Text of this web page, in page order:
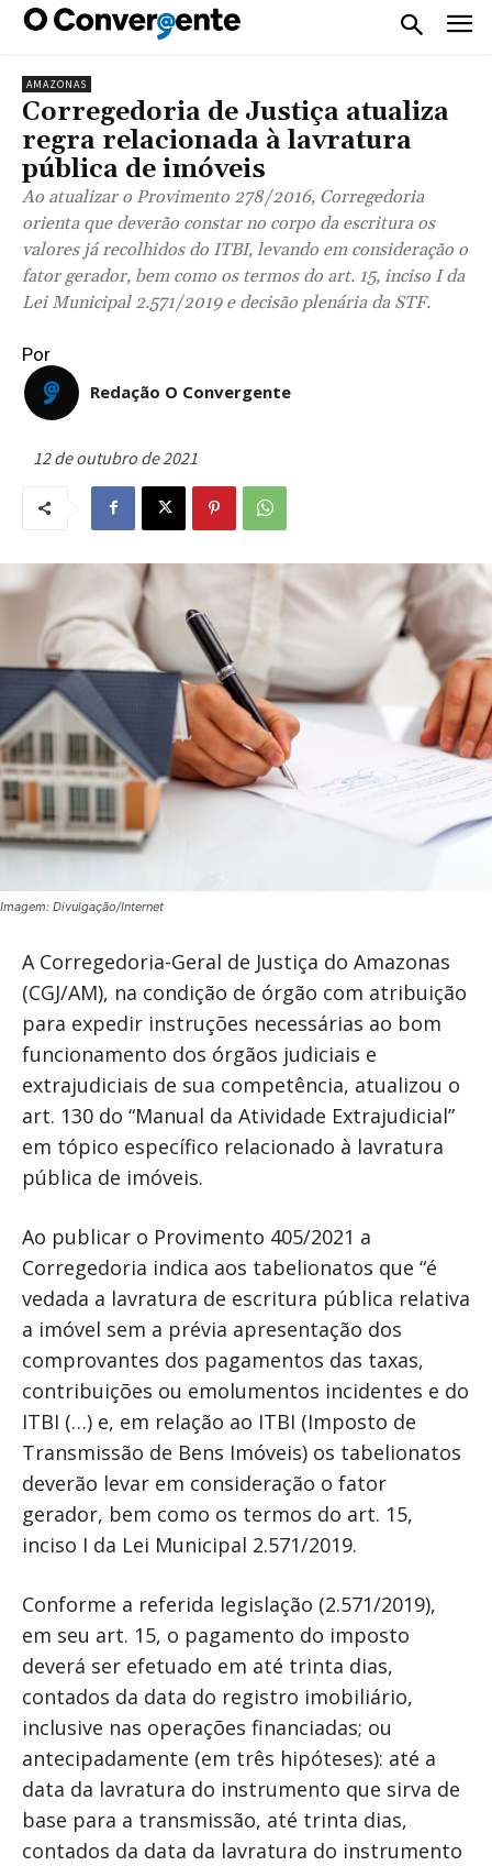
AMAZONAS
Corregedoria de Justiça atualiza
regra relacionada à lavratura
pública de imóveis
Ao atualizar o Provimento 278/2016, Corregedoria
orienta que deverão constar no corpo da escritura os
valores já recolhidos do ITBI, levando em consideração o
fator gerador, bem como os termos do art. 15, inciso I da
Lei Municipal 2.571/2019 e decisão plenária da STF.
Por
Redação O Convergente
12 de outubro de 2021
Imagem: Divulgação/Internet
A Corregedoria-Geral de Justiça do Amazonas
(CGJ/AM), na condição de órgão com atribuição
para expedir instruções necessárias ao bom
funcionamento dos órgãos judiciais e
extrajudiciais de sua competência, atualizou o
art. 130 do “Manual da Atividade Extrajudicial”
em tópico específico relacionado à lavratura
pública de imóveis.
Ao publicar o Provimento 405/2021 a
Corregedoria indica aos tabelionatos que “é
vedada a lavratura de escritura pública relativa
a imóvel sem a prévia apresentação dos
comprovantes dos pagamentos das taxas,
contribuições ou emolumentos incidentes e do
ITBI (…) e, em relação ao ITBI (Imposto de
Transmissão de Bens Imóveis) os tabelionatos
deverão levar em consideração o fator
gerador, bem como os termos do art. 15,
inciso I da Lei Municipal 2.571/2019.
Conforme a referida legislação (2.571/2019),
em seu art. 15, o pagamento do imposto
deverá ser efetuado em até trinta dias,
contados da data do registro imobiliário,
inclusive nas operações financiadas; ou
antecipadamente (em três hipóteses): até a
data da lavratura do instrumento que sirva de
base para a transmissão, até trinta dias,
contados da data da lavratura do instrumento